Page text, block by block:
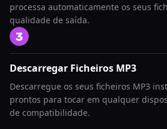
processa automaticamente os seus
qualidade de saída.
Descarregar Ficheiros MP3
Descarregue os seus ficheiros MP3
prontos para tocar em qualquer
de compatibilidade.